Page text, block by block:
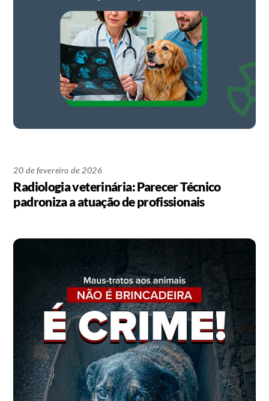
20 de fevereiro de 2026
Radiologia veterinária: Parecer Técnico
padroniza a atuação de profissionais